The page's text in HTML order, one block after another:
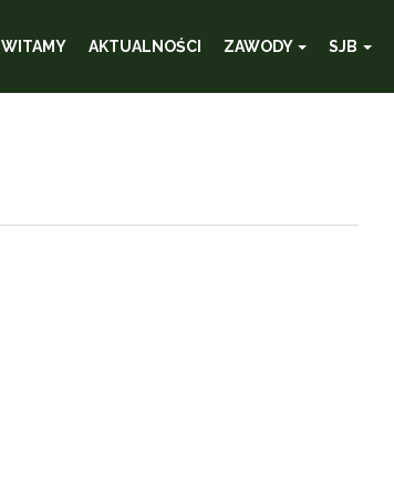
WITAMY AKTUALNOŚCI ZAWODY SJB